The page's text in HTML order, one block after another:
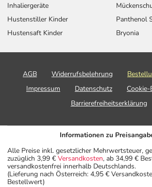
Inhaliergeräte
Hustenstiller Kinder
Hustensaft Kinder
Panthenol
Bryonia
AGB Widerrufsbelehrung
Impressum
Datenschutz
Barrierefreiheitserklärung
Informationen zu
Alle Preise inkl. gesetzlicher Mehrwertsteuer,
zuzüglich 3,99 € Versandkosten, ab 34,99 €
versandkostenfrei innerhalb Deutschlands.
(Lieferung nach Österreich: 4,95 €
Bestellwert)